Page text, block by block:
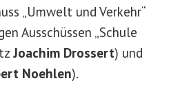
„Umwelt und Verkehr“
Ausschüssen „Schule
Joachim Drossert) und
Noehlen).